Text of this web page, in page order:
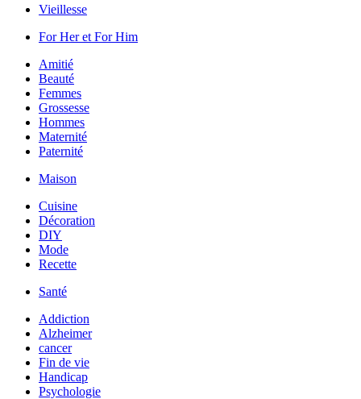
Vieillesse
For Her et For Him
Amitié
Beauté
Femmes
Grossesse
Hommes
Maternité
Paternité
Maison
Cuisine
Décoration
DIY
Mode
Recette
Santé
Addiction
Alzheimer
cancer
Fin de vie
Handicap
Psychologie